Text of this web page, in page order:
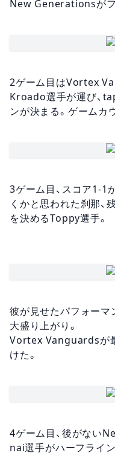
New Generationsがフ
2ゲーム目はVortex
Kroado選手が運び、
ンが決まる。ゲームカ
3ゲーム目、スコア1-1
くかと思われた刹那、
を決めるToppy選手。
彼が見せたパフォーマ
大盛り上がり。
Vortex Vanguardsが
けた。
4ゲーム目、後がない
nai選手がハーフライ